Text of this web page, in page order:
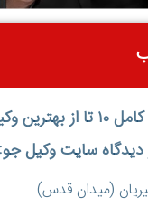
لیست معرفی کامل ۱۰ تا
دیدگاه سایت وکیل جو:
(میدان قدس)